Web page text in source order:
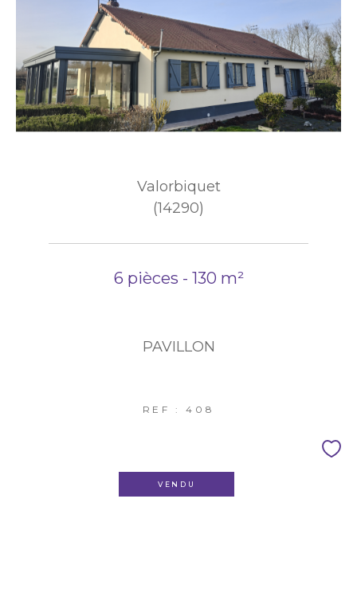
Valorbiquet
(14290)
6 pièces - 130 m²
PAVILLON
REF : 408
VENDU